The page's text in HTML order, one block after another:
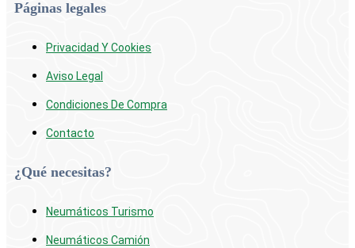
Páginas legales
Privacidad Y Cookies
Aviso Legal
Condiciones De Compra
Contacto
¿Qué necesitas?
Neumáticos Turismo
Neumáticos Camión